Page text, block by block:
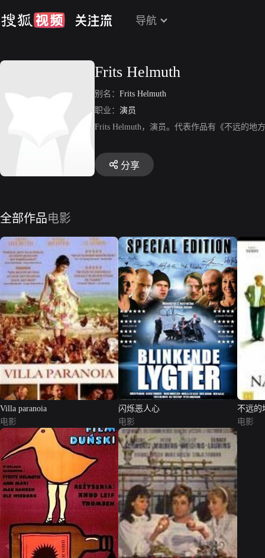
导航
Frits Helmuth
别名： Frits Helmuth
职业： 演员
Frits Helmuth，演员。代表作品有《不远的地
分享
全部作品电影
Villa paranoia
电影
闪烁恶人心
电影
不远的
电影